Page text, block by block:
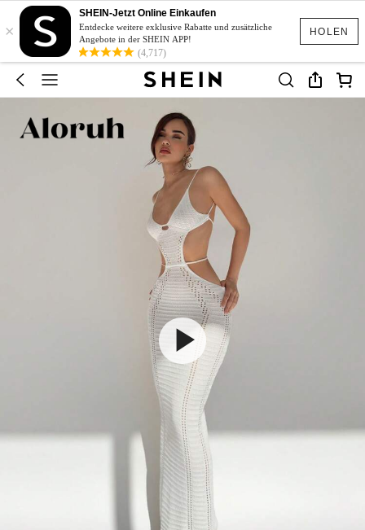
HOLEN
×
SHEIN-Jetzt Online Einkaufen
Entdecke weitere exklusive Rabatte und zusätzliche
Angebote in der SHEIN APP!
(4,717)